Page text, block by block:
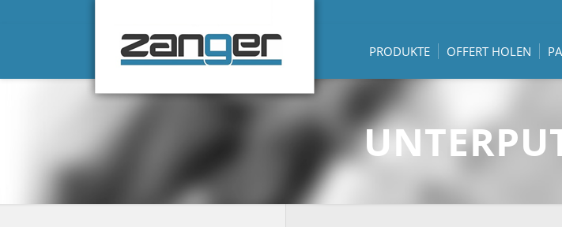
PRODUKTE OFFERT HOLEN